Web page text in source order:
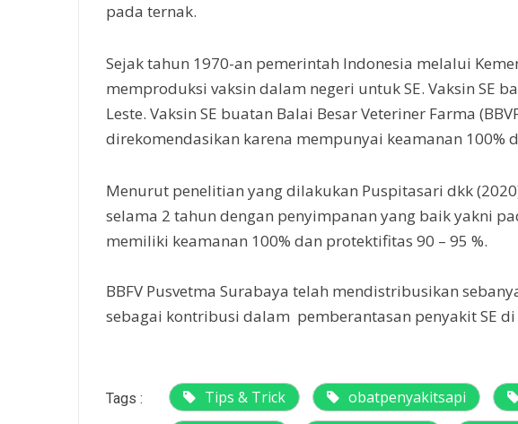
pada ternak.
Sejak tahun 1970-an pemerintah Indonesia melalui
memproduksi vaksin dalam negeri untuk SE. Vaksin SE
Leste. Vaksin SE buatan Balai Besar Veteriner Farma
direkomendasikan karena mempunyai keamanan 100%
Menurut penelitian yang dilakukan Puspitasari dkk
selama 2 tahun dengan penyimpanan yang baik yakni
memiliki keamanan 100% dan protektifitas 90 – 95 %.
BBFV Pusvetma Surabaya telah mendistribusikan
sebagai kontribusi dalam pemberantasan penyakit SE di
Tags : Tips & Trick obatpenyakitsapi